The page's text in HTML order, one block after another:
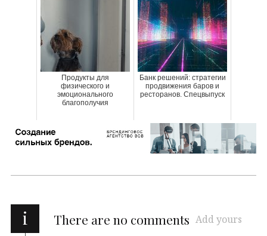
Продукты для
физического и
эмоционального
благополучия
Банк решений: стратегии
продвижения баров и
ресторанов. Спецвыпуск
i There are no comments Add yours